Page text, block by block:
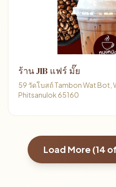
ร้าน JIB แฟร์ มั๊ย
59 วัดโบสถ์ Tambon Wat Bot,
Phitsanulok 65160
Load More (14 of